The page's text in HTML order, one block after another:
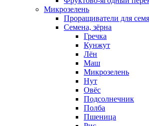
Микрозелень
Проращиватели для
Семена, зёрна
Гречка
Кунжут
Лён
Маш
Микрозелень
Нут
Овёс
Подсолнечник
Полба
Пшеница